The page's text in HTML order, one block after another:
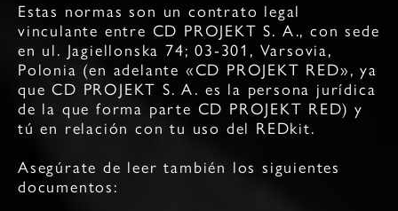
Estas normas son un contrato legal
vinculante entre CD PROJEKT S. A., con sede
en ul. Jagiellonska 74; 03-301, Varsovia,
Polonia (en adelante «CD PROJEKT RED», ya
que CD PROJEKT S. A. es la persona jurídica
de la que forma parte CD PROJEKT RED) y
tú en relación con tu uso del REDkit.
Asegúrate de leer también los siguientes
documentos: